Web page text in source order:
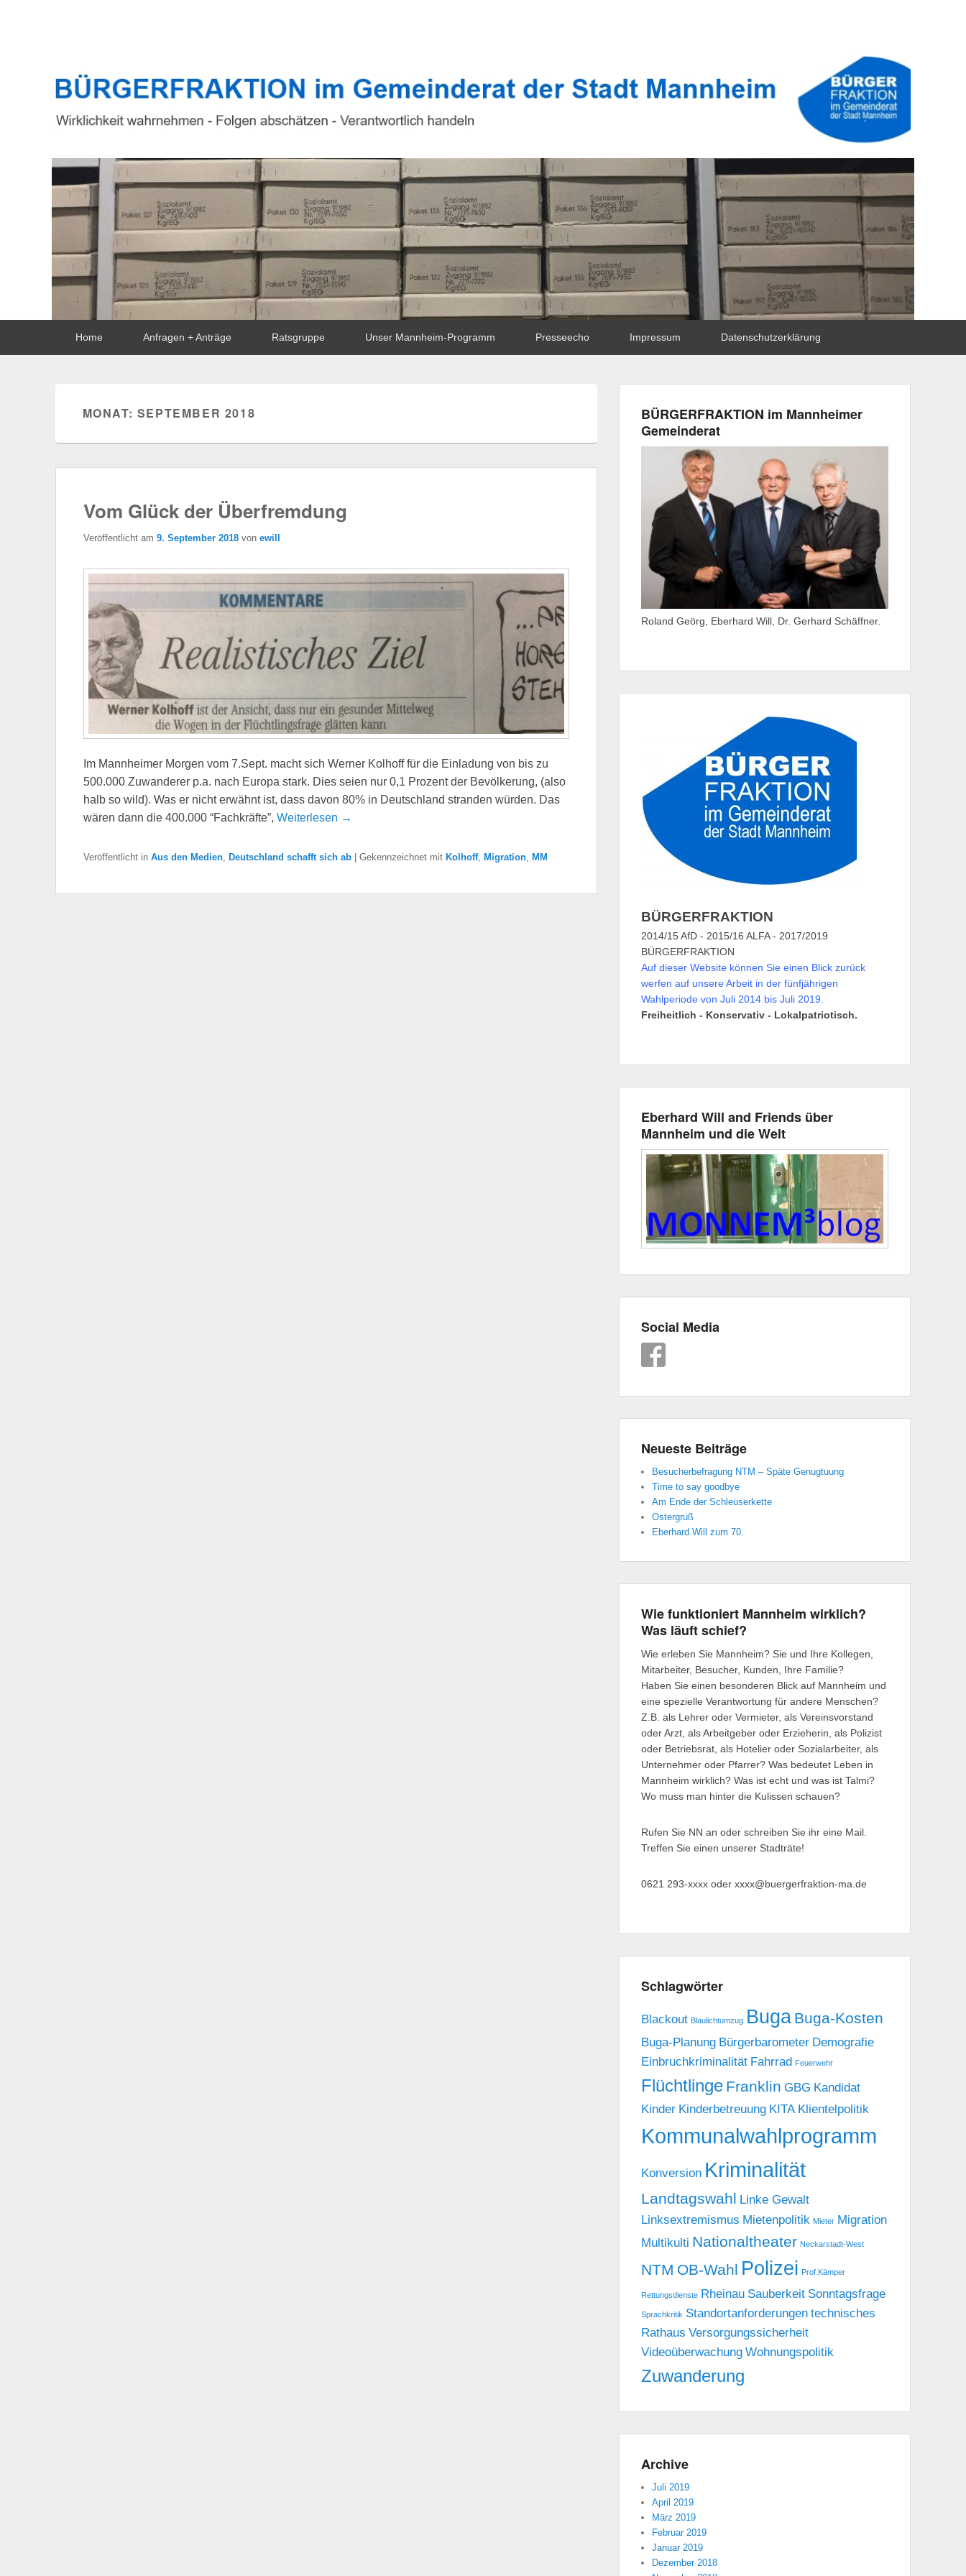
BÜRGERFRAKTION im Gemeinderat der Stadt Mannheim
Wirklichkeit wahrnehmen – Folgen abschätzen – Verantwortlich handeln
Home Anfragen + Anträge Ratsgruppe Unser Mannheim-Programm Presseecho Impressum Datenschutzerklärung
MONAT: SEPTEMBER 2018
Vom Glück der Überfremdung
Veröffentlicht am 9. September 2018 von ewill
Im Mannheimer Morgen vom 7.Sept. macht sich Werner Kolhoff für die Einladung von bis zu
500.000 Zuwanderer p.a. nach Europa stark. Dies seien nur 0,1 Prozent der Bevölkerung, (also
halb so wild). Was er nicht erwähnt ist, dass davon 80% in Deutschland stranden würden. Das
wären dann die 400.000 “Fachkräfte”, Weiterlesen →
Veröffentlicht in Aus den Medien Deutschland schafft sich ab Gekennzeichnet mit Kolhoff, Migration MM
BÜRGERFRAKTION im Mannheimer
Gemeinderat
Roland Geörg, Eberhard Will, Dr. Gerhard Schäffner.
BÜRGERFRAKTION
2014/15 AfD - 2015/16 ALFA - 2017/2019
BÜRGERFRAKTION
Auf dieser Website können Sie einen Blick zurück
werfen auf unsere Arbeit in der fünfjährigen
Wahlperiode von Juli 2014 bis Juli 2019.
Freiheitlich - Konservativ - Lokalpatriotisch.
Eberhard Will and Friends über
Mannheim und die Welt
Social Media
Neueste Beiträge
Besucherbefragung NTM – Späte Genugtuung
Time to say goodbye
Am Ende der Schleuserkette
Ostergruß
Eberhard Will zum 70.
Wie funktioniert Mannheim wirklich?
Was läuft schief?
Wie erleben Sie Mannheim? Sie und Ihre Kollegen,
Mitarbeiter, Besucher, Kunden, Ihre Familie?
Haben Sie einen besonderen Blick auf Mannheim und
eine spezielle Verantwortung für andere Menschen?
Z.B. als Lehrer oder Vermieter, als Vereinsvorstand
oder Arzt, als Arbeitgeber oder Erzieherin, als Polizist
oder Betriebsrat, als Hotelier oder Sozialarbeiter, als
Unternehmer oder Pfarrer? Was bedeutet Leben in
Mannheim wirklich? Was ist echt und was ist Talmi?
Wo muss man hinter die Kulissen schauen?
Rufen Sie NN an oder schreiben Sie ihr eine Mail.
Treffen Sie einen unserer Stadträte!
0621 293-xxxx oder xxxx@buergerfraktion-ma.de
Schlagwörter
Blackout Blaulichtumzug Buga Buga-Kosten
Buga-Planung Bürgerbarometer Demografie
Einbruchkriminalität Fahrrad Feuerwehr
Flüchtlinge Franklin GBG Kandidat
Kinder Kinderbetreuung KITA Klientelpolitik
Kommunalwahlprogramm
Konversion Kriminalität
Landtagswahl Linke Gewalt
Linksextremismus Mietenpolitik Mieter Migration
Multikulti Nationaltheater Neckarstadt-West
NTM OB-Wahl Polizei Prof.Kämper
Rettungsdienste Rheinau Sauberkeit Sonntagsfrage
Sprachkritik Standortanforderungen technisches
Rathaus Versorgungssicherheit
Videoüberwachung Wohnungspolitik
Zuwanderung
Archive
Juli 2019
April 2019
März 2019
Februar 2019
Januar 2019
Dezember 2018